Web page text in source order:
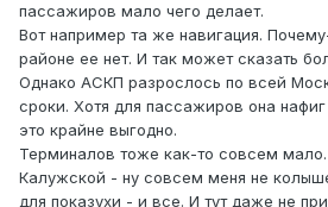
пассажиров мало чего делает.
Вот например та же навигация.
районе ее нет. И так может сказать
Однако АСКП разрослось по всей
сроки. Хотя для пассажиров она
это крайне выгодно.
Терминалов тоже как-то совсем мало.
Калужской - ну совсем меня не
для показухи - и все. И тут даже не